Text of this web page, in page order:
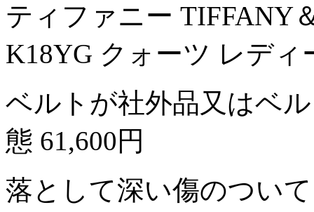
ティファニー TIFFANY
K18YG クォーツ レディ
ベルトが社外品又はベ
態 61,600円
落として深い傷のつい